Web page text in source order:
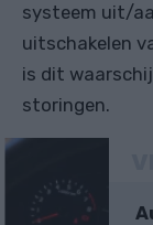
systeem uit/
uitschakelen
is dit
storingen.